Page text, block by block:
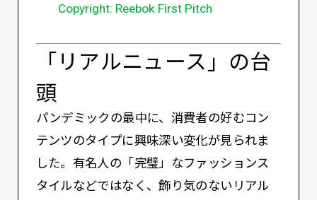
Copyright: Reebok First Pitch
「リアルニュース」の台
頭
パンデミックの最中に、消費者の好むコン
テンツのタイプに興味深い変化が見られま
した。有名人の「完璧」なファッションス
タイルなどではなく、飾り気のないリアル